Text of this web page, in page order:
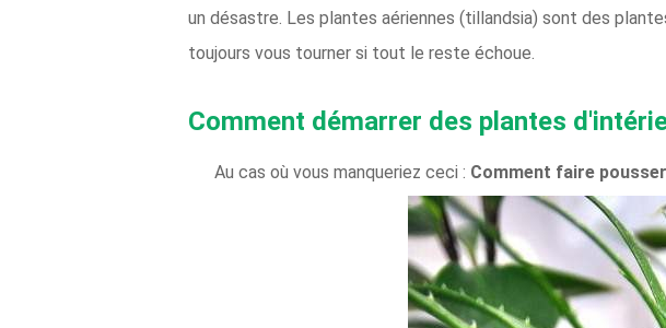
un désastre. Les plantes aériennes (tillandsia) sont des
toujours vous tourner si tout le reste échoue.
Comment démarrer des plantes
Au cas où vous manqueriez ceci : Comment faire